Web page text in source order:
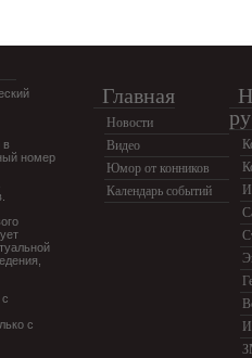
в
номер
с
Главная
Новости
Видео
Юмор от конников
Календарь событий